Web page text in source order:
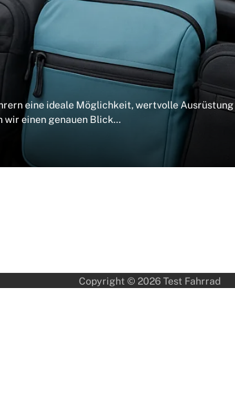
eine ideale Möglichkeit, wertvolle
wir einen genauen Blick…
Copyright © 2026 Test Fahrrad